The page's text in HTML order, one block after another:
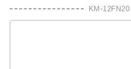
KM-12FN20